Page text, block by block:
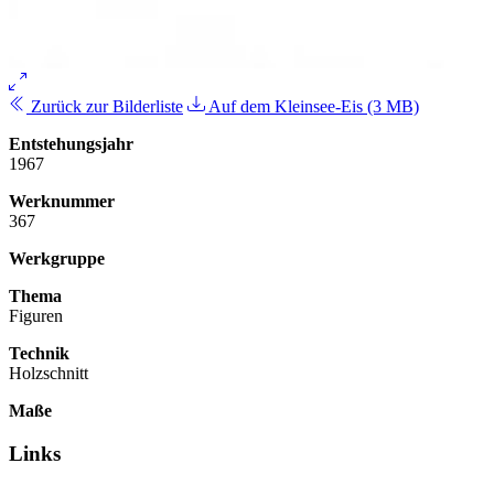
Zurück zur Bilderliste
Auf dem Kleinsee-Eis (3 MB)
Entstehungsjahr
1967
Werknummer
367
Werkgruppe
Thema
Figuren
Technik
Holzschnitt
Maße
Links